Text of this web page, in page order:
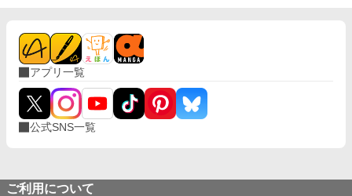
アプリ一覧
公式SNS一覧
ご利用について